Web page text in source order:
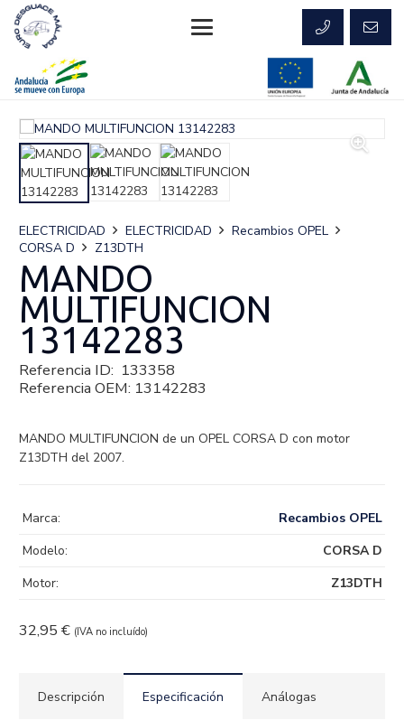
ELECTRICIDAD ELECTRICIDAD
Recambios OPEL
CORSA D
Z13DTH
MANDO
MULTIFUNCION
13142283
Referencia ID: 133358
Referencia OEM: 13142283
MANDO MULTIFUNCION de un OPEL CORSA D con motor
Z13DTH del 2007.
32,95 € (IVA no incluído)
Marca:
Recambios OPEL
Modelo:
CORSA D
Motor:
Z13DTH
Descripción Especificación Análogas